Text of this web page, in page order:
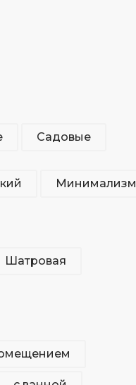
Садовые
Минимализм
Шатровая